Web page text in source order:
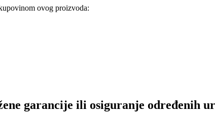
ovog proizvoda:
garancije ili osiguranje određenih